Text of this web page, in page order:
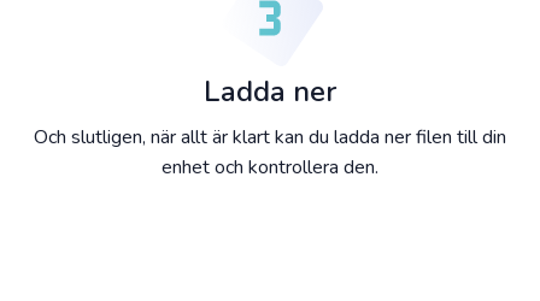
Ladda ner
Och slutligen, när allt är klart kan du ladda ner filen till din
enhet och kontrollera den.